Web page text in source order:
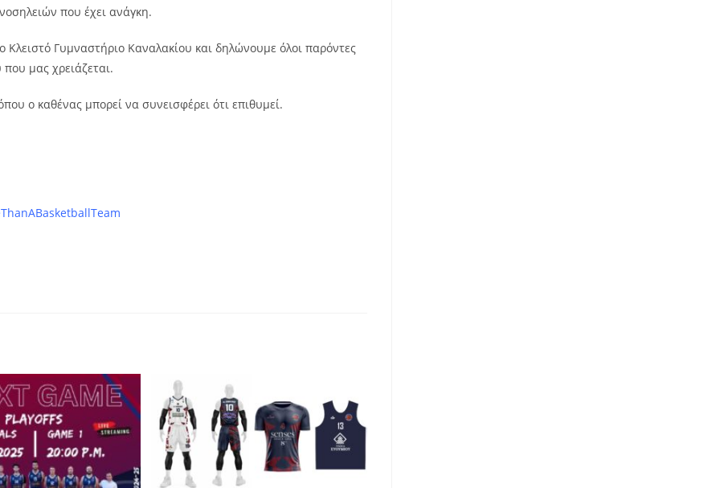
που έχει ανάγκη.
Γυμναστήριο Καναλακίου και δηλώνουμε όλοι παρόντες
μας χρειάζεται.
ο καθένας μπορεί να συνεισφέρει ότι επιθυμεί.